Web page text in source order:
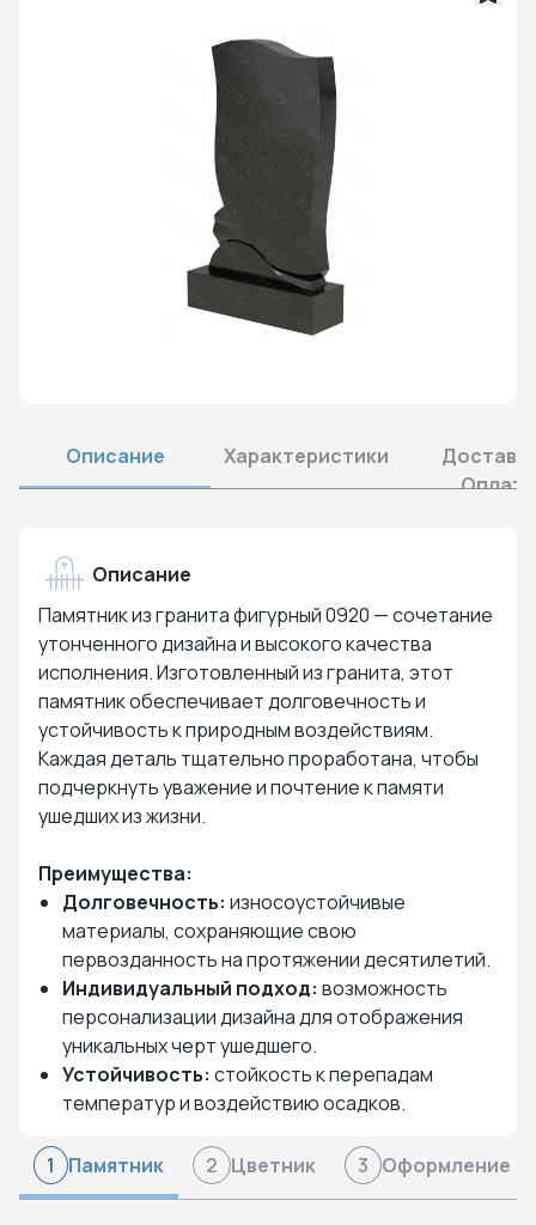
Описание Характеристики
Оплата
Описание
Памятник из гранита фигурный 0920 — сочетание
утонченного дизайна и высокого качества
исполнения. Изготовленный из гранита, этот
памятник обеспечивает долговечность и
устойчивость к природным воздействиям.
Каждая деталь тщательно проработана, чтобы
подчеркнуть уважение и почтение к памяти
ушедших из жизни.
Преимущества:
Долговечность: износоустойчивые
материалы, сохраняющие свою
первозданность на протяжении десятилетий.
Индивидуальный подход: возможность
персонализации дизайна для отображения
уникальных черт ушедшего.
Устойчивость: стойкость к перепадам
температур и воздействию осадков.
1 Памятник 2 Цветник 3 Оформление